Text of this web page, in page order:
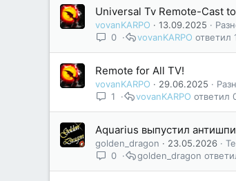
Universal Tv Remote-Cast
vovanKARPO 13.09.2025
0
vovanKARPO
Remote for All TV!
vovanKARPO 29.06.2025
1
vovanKARPO
Aquarius выпустил
golden_dragon 23.05.2026
0
golden_dragon